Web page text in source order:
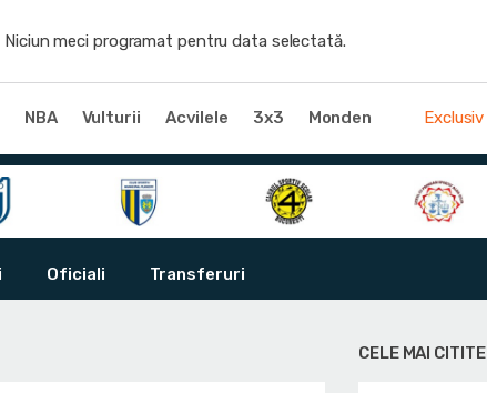
Niciun meci programat pentru data selectată.
NBA Vulturii Acvilele 3x3 Monden Exclusiv
Oficiali Transferuri
CELE MAI CITITE